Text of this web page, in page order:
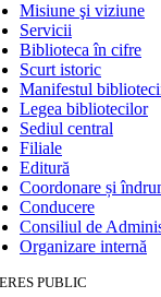
Misiune şi viziune
Servicii
Biblioteca în cifre
Scurt istoric
Manifestul
Legea bibliotecilor
Sediul central
Filiale
Editură
Coordonare și
Conducere
Consiliul de
Organizare internă
PUBLIC